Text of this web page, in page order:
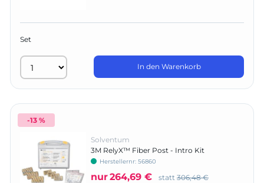
Set
In den Warenkorb
-13 %
Solventum
3M RelyX™ Fiber Post - Intro Kit
Herstellernr: 56860
nur264,69 € statt 306,48 €